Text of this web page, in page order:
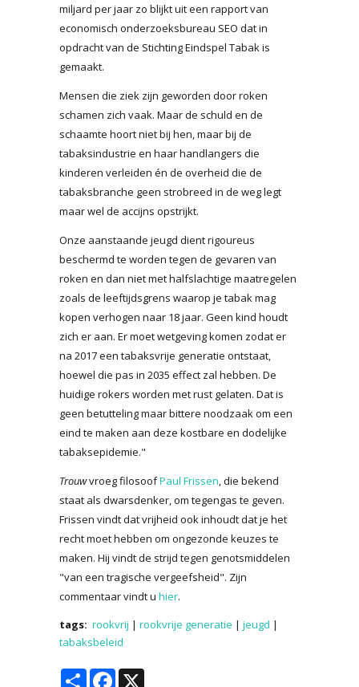
miljard per jaar zo blijkt uit een rapport van
economisch onderzoeksbureau SEO dat in
opdracht van de Stichting Eindspel Tabak is
gemaakt.
Mensen die ziek zijn geworden door roken
schamen zich vaak. Maar de schuld en de
schaamte hoort niet bij hen, maar bij de
tabaksindustrie en haar handlangers die
kinderen verleiden én de overheid die de
tabaksbranche geen strobreed in de weg legt
maar wel de accijns opstrijkt.
Onze aanstaande jeugd dient rigoureus
beschermd te worden tegen de gevaren van
roken en dan niet met halfslachtige maatregelen
zoals de leeftijdsgrens waarop je tabak mag
kopen verhogen naar 18 jaar. Geen kind houdt
zich er aan. Er moet wetgeving komen zodat er
na 2017 een tabaksvrije generatie ontstaat,
hoewel die pas in 2035 effect zal hebben. De
huidige rokers worden met rust gelaten. Dat is
geen betutteling maar bittere noodzaak om een
eind te maken aan deze kostbare en dodelijke
tabaksepidemie."
Trouwvroeg filosoofPaul Frissen, die bekend
staat als dwarsdenker, om tegengas te geven.
Frissen vindt dat vrijheid ook inhoudt dat je het
recht moet hebben om ongezonde keuzes te
maken. Hij vindt de strijd tegen genotsmiddelen
"van een tragische vergeefsheid". Zijn
commentaar vindt u hier.
tags: rookvrij | rookvrije generatie | jeugd |
tabaksbeleid
Share Facebook